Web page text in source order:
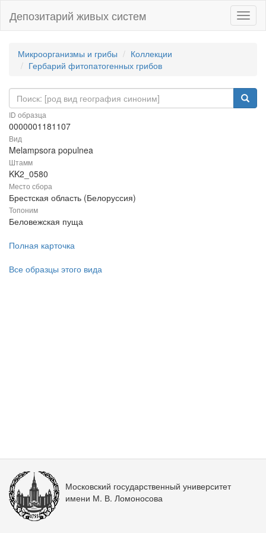
Депозитарий живых систем
Микроорганизмы и грибы
Коллекции
Гербарий фитопатогенных грибов
ID образца
0000001181107
Вид
Melampsora populnea
Штамм
KK2_0580
Место сбора
Брестская область (Белоруссия)
Топоним
Беловежская пуща
Полная карточка
Все образцы этого вида
Московский государственный университет
имени М. В. Ломоносова